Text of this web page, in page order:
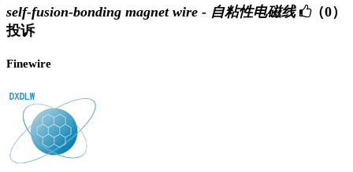
self-fusion-bonding magnet wire - 自粘性电磁线
（0）
投诉
Finewire